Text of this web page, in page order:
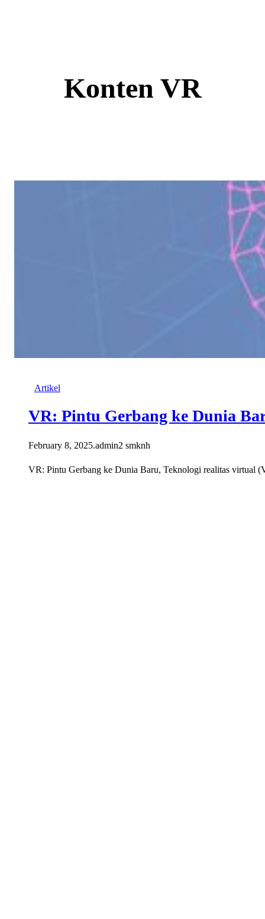
Konten VR
Artikel
VR: Pintu Gerbang ke Dunia
February 8, 2025.admin2 smknh
VR: Pintu Gerbang ke Dunia Baru, Teknologi realitas virtual